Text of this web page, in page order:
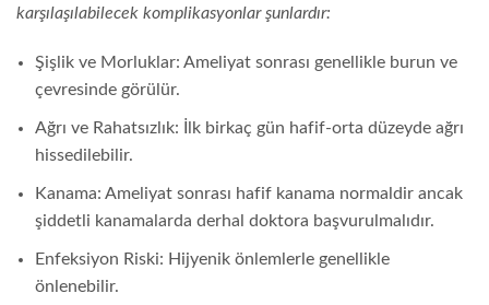
karşılaşılabilecek komplikasyonlar şunlardır:
Şişlik ve Morluklar: Ameliyat sonrası genellikle burun ve
çevresinde görülür.
Ağrı ve Rahatsızlık: İlk birkaç gün hafif-orta düzeyde ağrı
hissedilebilir.
Kanama: Ameliyat sonrası hafif kanama normaldir ancak
şiddetli kanamalarda derhal doktora başvurulmalıdır.
Enfeksiyon Riski: Hijyenik önlemlerle genellikle
önlenebilir.